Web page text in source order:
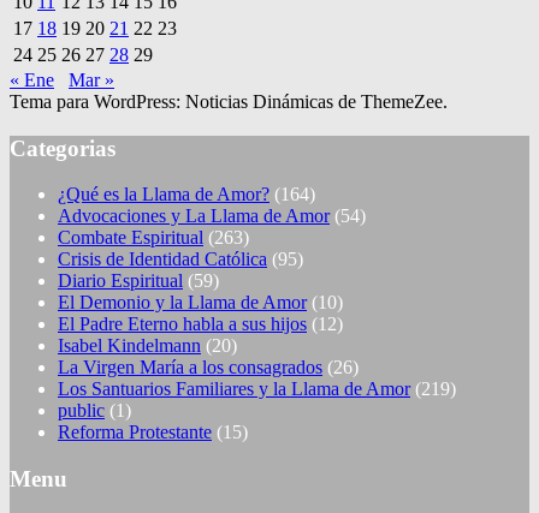
17 18 19 20 21 22 23
24 25 26 27 28 29
« Ene
Mar »
Tema para WordPress: Noticias Dinámicas de ThemeZee.
Categorias
¿Qué es la Llama de Amor? (164)
Advocaciones y La Llama de Amor(54)
Combate Espiritual (263)
Crisis de Identidad Católica (95)
Diario Espiritual (59)
El Demonio y la Llama de Amor(10)
El Padre Eterno habla a sus hijos (12)
Isabel Kindelmann (20)
La Virgen María a los consagrados (26)
Los Santuarios Familiares y la Llama de Amor(219)
public (1)
Reforma Protestante (15)
Menu